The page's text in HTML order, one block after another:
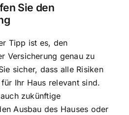
Sie den
Tipp ist es, den
Versicherung genau zu
sicher, dass alle Risiken
Ihr Haus relevant sind.
zukünftige
Ausbau des Hauses oder